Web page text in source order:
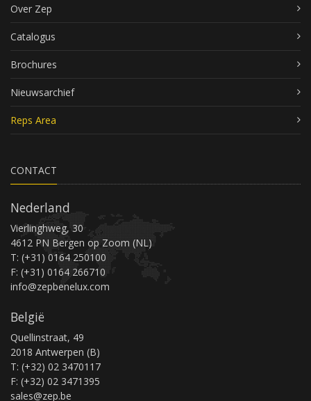
Over Zep
Catalogus
Brochures
Nieuwsarchief
Reps Area
CONTACT
Nederland
Vierlinghweg, 30
4612 PN Bergen op Zoom (NL)
T: (+31) 0164 250100
F: (+31) 0164 266710
info@zepbenelux.com
België
Quellinstraat, 49
2018 Antwerpen (B)
T: (+32) 02 3470117
F: (+32) 02 3471395
sales@zep.be